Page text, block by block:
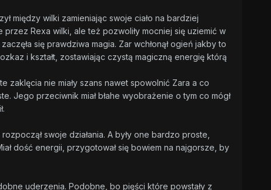
między wilki zamieniając swoje ciało na bardziej
Rexa wilki, ale też pozwoliły mocniej się uziemić w
się prawdziwa magia. Zar wchłonął ogień jakby to
i kształt, zostawiając czystą magiczną energię którą
zaklęcia nie miały szans nawet spowolnić Zara a co
Jego przeciwnik miał błahe wyobrażenie o tym co mógł
swoje działania. A były one bardzo proste,
dość energii, przygotował się bowiem na najgorsze, by
uderzenia. Podobne, bo pięści które powstały z